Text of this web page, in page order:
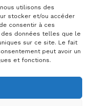
utilisons des
stocker et/ou accéder
consentir à ces
données telles que le
sur ce site. Le fait
peut avoir un
et fonctions.